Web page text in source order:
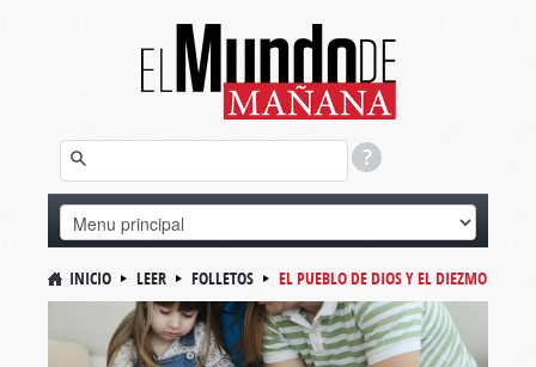
INICIO LEER FOLLETOS EL PUEBLO DE DIOS Y EL DIEZMO